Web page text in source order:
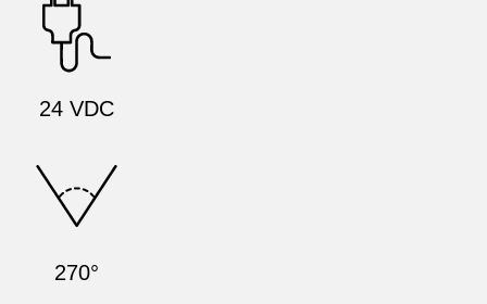
24 VDC
270°